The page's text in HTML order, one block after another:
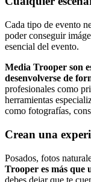
Cada tipo de evento
poder conseguir
esencial del evento.
Media Trooper son
desenvolverse de
profesionales como
herramientas
como fotografías,
Crean una
Posados, fotos
Trooper es más que
debes dejar que te